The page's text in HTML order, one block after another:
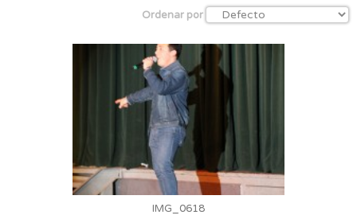
Ordenar por
IMG_0618